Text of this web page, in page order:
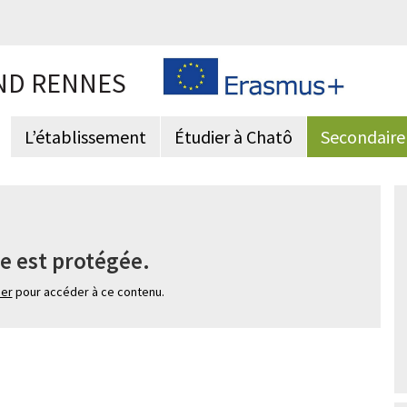
RENNES
L’établissement Étudier à Chatô Secondaire
est protégée.
pour accéder à ce contenu.